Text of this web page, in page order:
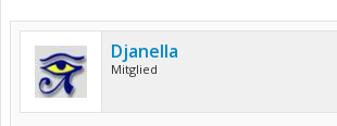
Djanella
Mitglied